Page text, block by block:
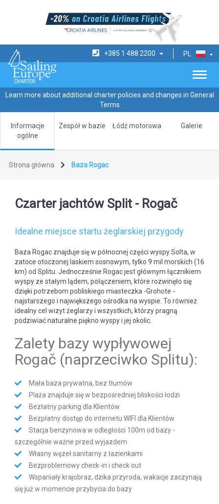
PL
+385 1 488 2200
Learn more about additional charter policies and changes in General
Terms
Informacje
ogólne
Zespół w bazie Łódź motorowa Galerie
Strona główna Baza Rogac
Czarter jachtów Split - Rogač
Idealne miejsce startu żeglarskiej przygody
Baza Rogac znajduje się w północnej części wyspy Solta, w
zatoce otoczonej laskiem sosnowym, tylko 9 mil morskich (16
km) od Splitu. Jednocześnie Rogac jest głównym łącznikiem
wyspy ze stałym lądem, połączeniem, które rozwinęło się
dzięki potrzebom pobliskiego miasteczka -Grohote -
najstarszego i największego ośrodka na wyspie. To również
idealny cel wizyt żeglarzy i wszystkich, którzy pragną
podziwiać naturalne piękno wyspy i jej okolic.
Zalety bazy wypływowej
Rogač (naprzeciwko Splitu):
Mała baza prywatna, bez tłumów
Plaża znajduje się w bezpośredniej bliskości łodzi
Bezłatny parking dla Klientów
Bezpłatny dostęp do internetu WIFI dla Klientów
Stacja benzynowa w odległości 100m od bazy -
szczególnie ważne przed wyjazdem
Własny węzeł sanitarny z łazienkami
Bezproblemowy check-in i check out
Wspaniały krajobraz, dzika przyroda, wakacje zaczynają
się już w momencie przybycia do bazy